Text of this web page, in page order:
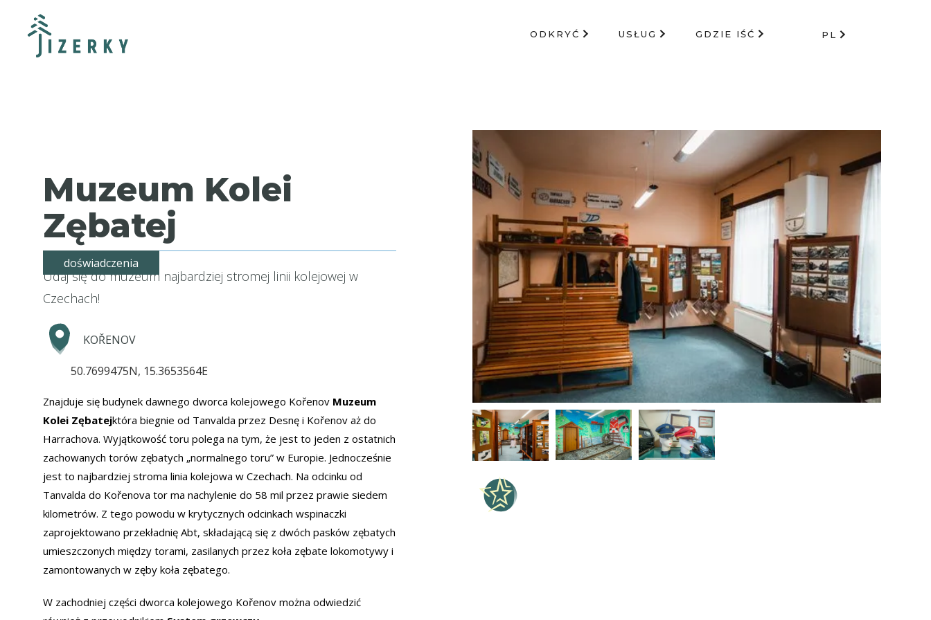
ODKRYĆ USŁUG GDZIE IŚĆ PL
Muzeum Kolei
Zębatej
doświadczenia
Udaj się do muzeum najbardziej stromej linii kolejowej w
Czechach!
KOŘENOV
50.7699475N, 15.3653564E
Znajduje się budynek dawnego dworca kolejowego Kořenov Muzeum
Kolei Zębatejktóra biegnie od Tanvalda przez Desnę i Kořenov aż do
Harrachova. Wyjątkowość toru polega na tym, że jest to jeden z ostatnich
zachowanych torów zębatych „normalnego toru” w Europie. Jednocześnie
jest to najbardziej stroma linia kolejowa w Czechach. Na odcinku od
Tanvalda do Kořenova tor ma nachylenie do 58 mil przez prawie siedem
kilometrów. Z tego powodu w krytycznych odcinkach wspinaczki
zaprojektowano przekładnię Abt, składającą się z dwóch pasków zębatych
umieszczonych między torami, zasilanych przez koła zębate lokomotywy i
zamontowanych w zęby koła zębatego.
W zachodniej części dworca kolejowego Kořenov można odwiedzić